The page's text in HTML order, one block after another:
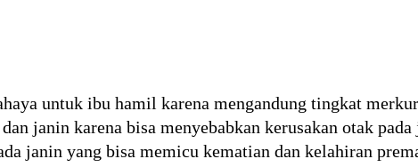
untuk ibu hamil karena mengandung tingkat
janin karena bisa menyebabkan kerusakan otak
janin yang bisa memicu kematian dan kelahiran